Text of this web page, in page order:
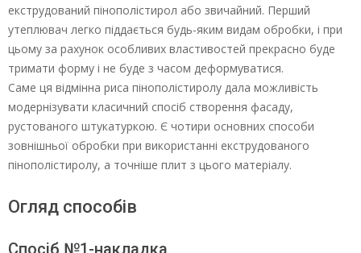
екструдований пінополістирол або звичайний. Перший
утеплювач легко піддається будь-яким видам обробки, і при
цьому за рахунок особливих властивостей прекрасно буде
тримати форму і не буде з часом деформуватися.
Саме ця відмінна риса пінополістиролу дала можливість
модернізувати класичний спосіб створення фасаду,
рустованого штукатуркою. Є чотири основних способи
зовнішньої обробки при використанні екструдованого
пінополістиролу, а точніше плит з цього матеріалу.
Огляд способів